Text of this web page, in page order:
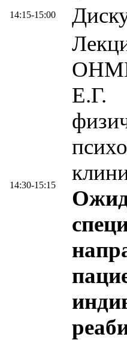
14:15-15:00
14:30-15:15
Е.Г.